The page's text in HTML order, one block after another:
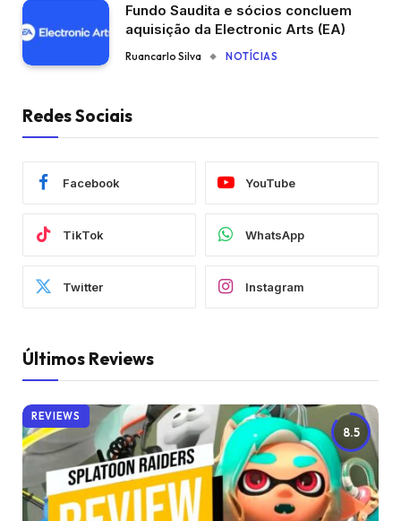
Fundo Saudita e sócios concluem
aquisição da Electronic Arts (EA)
Ruancarlo Silva NOTÍCIAS
Redes Sociais
Facebook YouTube
TikTok WhatsApp
Twitter Instagram
Últimos Reviews
8.5
REVIEWS